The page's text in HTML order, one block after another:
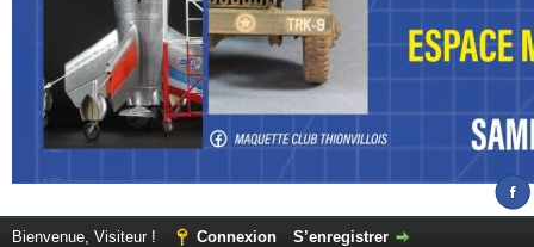
Bienvenue, Visiteur ! Connexion S’enregistrer